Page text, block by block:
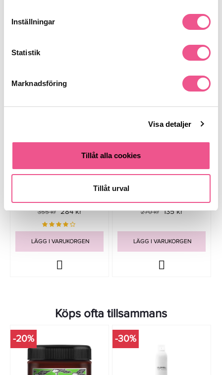
Inställningar
Statistik
Marknadsföring
Visa detaljer
Tillåt alla cookies
Tillåt urval
Hår
-20%
355 kr 284 kr
LÄGG I VARUKORGEN
Texture Sugar Spray 200ml -
270 kr 135 kr
LÄGG I VARUKORGEN
Köps ofta tillsammans
-20% -30%